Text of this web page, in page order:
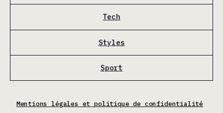
Tech
Styles
Sport
Mentions légales et politique de confidentialité